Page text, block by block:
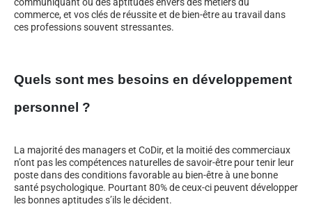
commerce, et vos clés de réussite et de bien-être au travail dans
ces professions souvent stressantes.
Quels sont mes besoins en développement
personnel ?
La majorité des managers et CoDir, et la moitié des commerciaux
n’ont pas les compétences naturelles de savoir-être pour tenir leur
poste dans des conditions favorable au bien-être à une bonne
santé psychologique. Pourtant 80% de ceux-ci peuvent développer
les bonnes aptitudes s’ils le décident.